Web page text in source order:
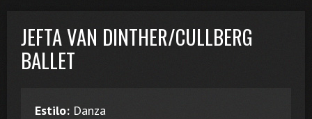
JEFTA VAN DINTHER/CULLBERG
BALLET
Estilo: Danza